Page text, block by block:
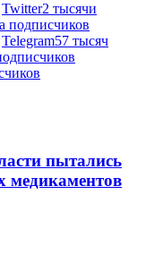
Twitter2 тысячи
подписчиков
Telegram57 тысяч
пытались
медикаментов